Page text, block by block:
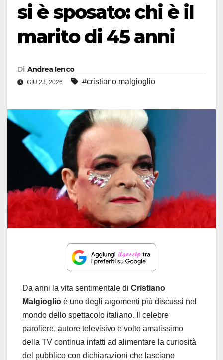
si è sposato: chi è il
marito di 45 anni
Di Andrea Ienco
GIU 23, 2026 #cristiano malgioglio
Da anni la vita sentimentale di Cristiano
Malgioglio è uno degli argomenti più discussi nel
mondo dello spettacolo italiano. Il celebre
paroliere, autore televisivo e volto amatissimo
della TV continua infatti ad alimentare la curiosità
del pubblico con dichiarazioni che lasciano